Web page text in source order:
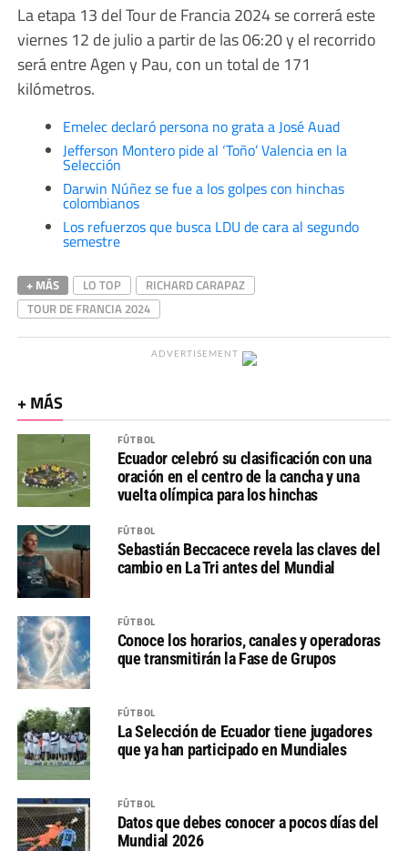
La etapa 13 del Tour de Francia 2024 se correrá este
viernes 12 de julio a partir de las 06:20 y el recorrido
será entre Agen y Pau, con un total de 171
kilómetros.
Emelec declaró persona no grata a José Auad
Jefferson Montero pide al ‘Toño’ Valencia en la
Selección
Darwin Núñez se fue a los golpes con hinchas
colombianos
Los refuerzos que busca LDU de cara al segundo
semestre
+ MÁS LO TOP
RICHARD CARAPAZ
TOUR DE FRANCIA 2024
ADVERTISEMENT
+ MÁS
FÚTBOL
Ecuador celebró su clasificación con una
oración en el centro de la cancha y una
vuelta olímpica para los hinchas
FÚTBOL
Sebastián Beccacece revela las claves del
cambio en La Tri antes del Mundial
FÚTBOL
Conoce los horarios, canales y operadoras
que transmitirán la Fase de Grupos
FÚTBOL
La Selección de Ecuador tiene jugadores
que ya han participado en Mundiales
FÚTBOL
Datos que debes conocer a pocos días del
Mundial 2026